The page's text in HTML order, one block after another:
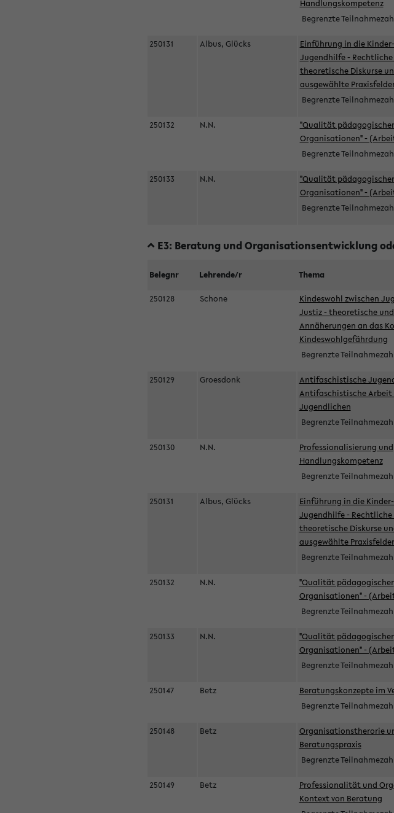
Handlungskompetenz
Begrenzte
250131 Albus, Glücks
Einführung in die
Jugendhilfe -
theoretische Diskurse
ausgewählte
Begrenzte
250132 N.N.
"Qualität pädagogischer
Organisationen" -
Begrenzte
250133 N.N.
"Qualität pädagogischer
Organisationen" -
Begrenzte
E3: Beratung und Organisationsentwicklung
Belegnr Lehrende/r Thema
250128
Schone
Kindeswohl zwischen
Justiz - theoretische
Annäherungen an das
Kindeswohlgefährdung
Begrenzte
250129 Groesdonk
Antifaschistische
Antifaschistische
Jugendlichen
Begrenzte
250130 N.N.
Professionalisierung und
Handlungskompetenz
Begrenzte
250131 Albus, Glücks
Einführung in die
Jugendhilfe -
theoretische Diskurse
ausgewählte Praxisfelder
Begrenzte
250132 N.N.
"Qualität pädagogischer
Organisationen" -
Begrenzte
250133 N.N.
"Qualität pädagogischer
Organisationen" -
Begrenzte
250147 Betz
Beratungskonzepte im
Begrenzte
250148 Betz
Organisationstherorie
Beratungspraxis
Begrenzte
250149 Betz
Professionalität und
Kontext von Beratung